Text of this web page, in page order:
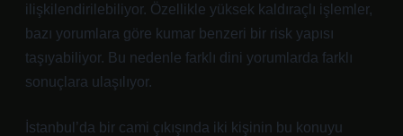
ilişkilendirilebiliyor. Özellikle yüksek kaldıraçlı işlemler,
bazı yorumlara göre kumar benzeri bir risk yapısı
taşıyabiliyor. Bu nedenle farklı dini yorumlarda farklı
sonuçlara ulaşılıyor.
İstanbul’da bir cami çıkışında iki kişinin bu konuyu